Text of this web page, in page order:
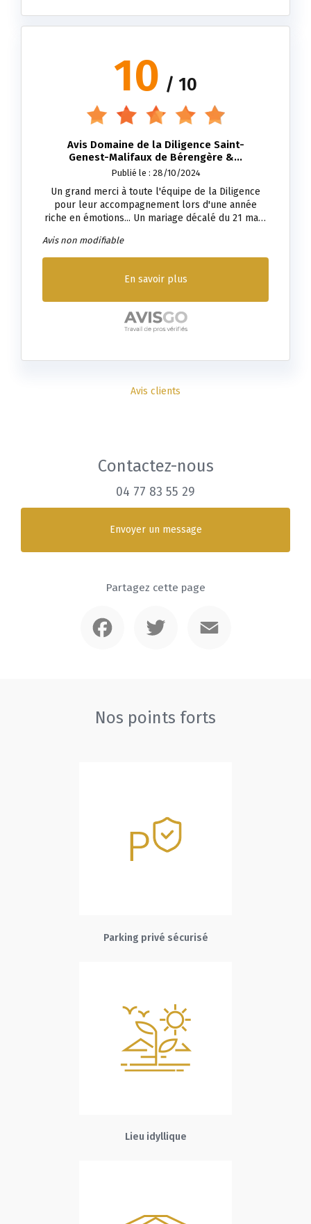
10 / 10
Avis Domaine de la Diligence Saint-
Genest-Malifaux de Bérengère &...
Publié le : 28/10/2024
Un grand merci à toute l'équipe de la Diligence
pour leur accompagnement lors d'une année
riche en émotions... Un mariage décalé du 21 mars
magique dans un lieu exceptionnel. Une équipe
professionnelle, organisée qui vous accompagne
manière sereine ce moment tant attendu !! Merci
Bérengère et Quentin
Avis non modifiable
En savoir plus
Avis clients
Contactez-nous
04 77 83 55 29
Envoyer un message
Partagez cette page
Nos points forts
Parking privé sécurisé
Lieu idyllique